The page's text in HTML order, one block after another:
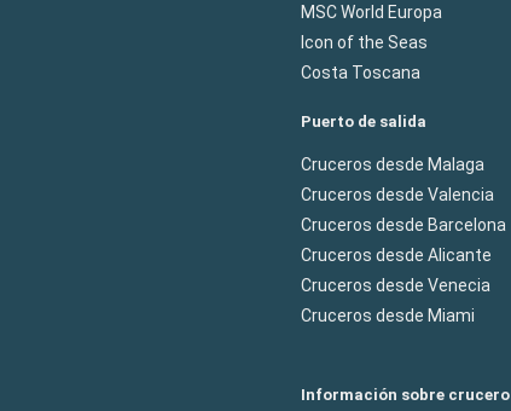
MSC World Europa
Icon of the Seas
Costa Toscana
Puerto de salida
Cruceros desde Malaga
Cruceros desde Valencia
Cruceros desde Barcelona
Cruceros desde Alicante
Cruceros desde Venecia
Cruceros desde Miami
Información sobre crucero